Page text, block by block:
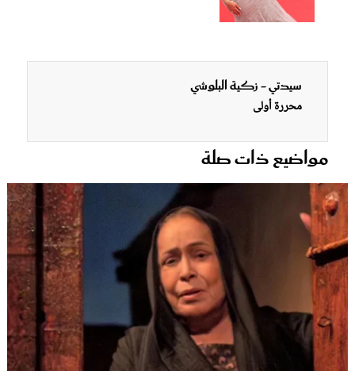
سيدتي - زكية البلوشي
محررة أولى
مواضيع ذات صلة